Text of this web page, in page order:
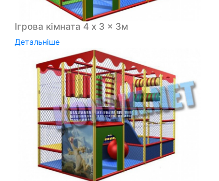
Ігрова кімната 4 x 3 x 3м
Детальніше